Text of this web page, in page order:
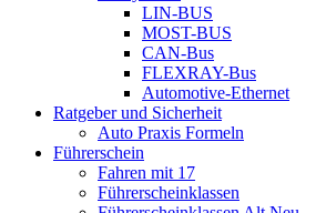
LIN-BUS
MOST-BUS
CAN-Bus
FLEXRAY-Bus
Automotive-Ethernet
Ratgeber und Sicherheit
Auto Praxis Formeln
Führerschein
Fahren mit 17
Führerscheinklassen